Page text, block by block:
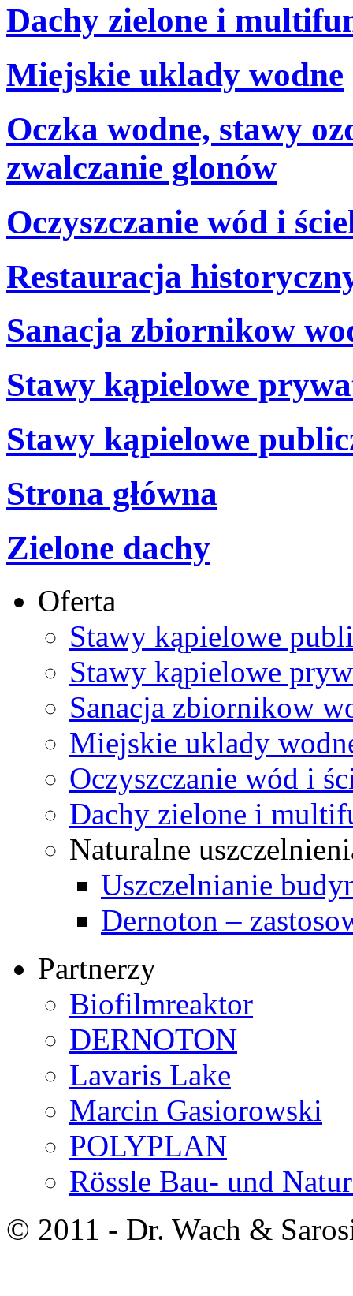
Dachy zielone i
Miejskie uklady wodne
Oczka wodne, stawy
zwalczanie glonów
Oczyszczanie wód i
Restauracja
Sanacja zbiornikow
Stawy kąpielowe
Stawy kąpielowe
Strona główna
Zielone dachy
Oferta
Stawy kąpielowe
Stawy kąpielowe
Sanacja zbiornikow
Miejskie uklady
Oczyszczanie wód i
Dachy zielone i
Naturalne
Uszczelnianie
Dernoton –
Partnerzy
Biofilmreaktor
DERNOTON
Lavaris Lake
Marcin Gasiorowski
POLYPLAN
Rössle Bau- und
© 2011 - Dr. Wach &